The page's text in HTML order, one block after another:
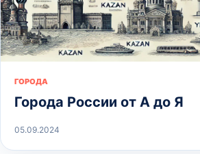
ГОРОДА
Города России от А до Я
05.09.2024